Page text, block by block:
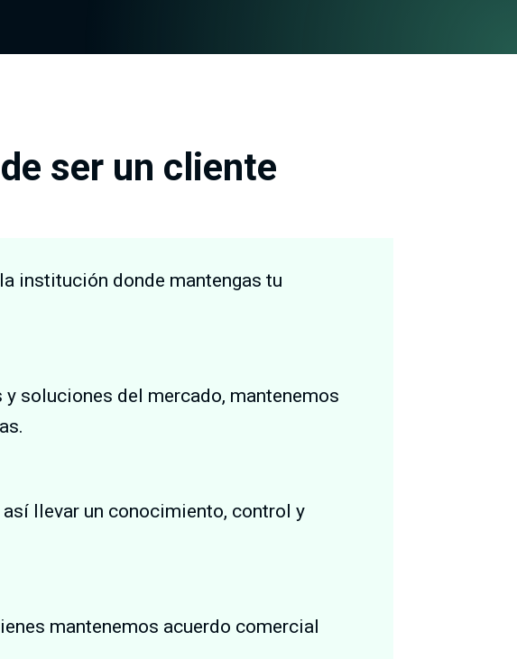
ser un cliente
institución donde mantengas tu
soluciones del mercado, mantenemos
llevar un conocimiento, control y
mantenemos acuerdo comercial